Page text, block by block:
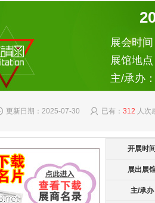
展会时
展馆地
主/承办
更新日期：2025-07-30 已有： 312 人次
开展时间
展出展
主/承办